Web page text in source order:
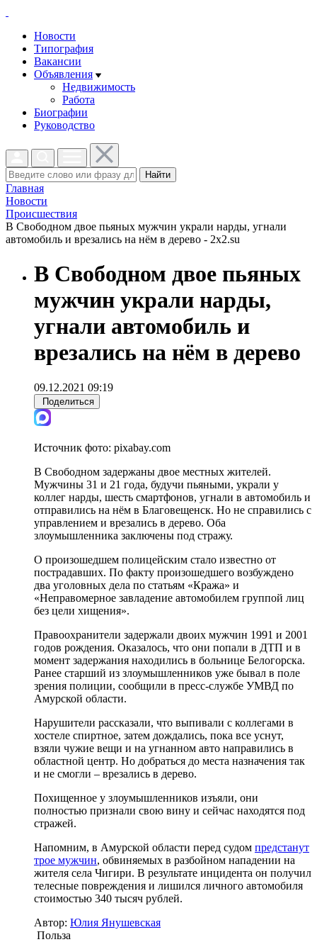
Новости
Типография
Вакансии
Объявления
Недвижимость
Работа
Биографии
Руководство
Найти
Главная
Новости
Проиcшествия
В Свободном двое пьяных мужчин украли нарды, угнали
автомобиль и врезались на нём в дерево - 2x2.su
В Свободном двое пьяных
мужчин украли нарды,
угнали автомобиль и
врезались на нём в дерево
09.12.2021 09:19
Поделиться
Источник фото: pixabay.com
В Свободном задержаны двое местных жителей.
Мужчины 31 и 21 года, будучи пьяными, украли у
коллег нарды, шесть смартфонов, угнали в автомобиль и
отправились на нём в Благовещенск. Но не справились с
управлением и врезались в дерево. Оба
злоумышленника заключены под стражу.
О произошедшем полицейским стало известно от
пострадавших. По факту произошедшего возбуждено
два уголовных дела по статьям «Кража» и
«Неправомерное завладение автомобилем группой лиц
без цели хищения».
Правоохранители задержали двоих мужчин 1991 и 2001
годов рождения. Оказалось, что они попали в ДТП и в
момент задержания находились в больнице Белогорска.
Ранее старший из злоумышленников уже бывал в поле
зрения полиции, сообщили в пресс-службе УМВД по
Амурской области.
Нарушители рассказали, что выпивали с коллегами в
хостеле спиртное, затем дождались, пока все уснут,
взяли чужие вещи и на угнанном авто направились в
областной центр. Но добраться до места назначения так
и не смогли – врезались в дерево.
Похищенное у злоумышленников изъяли, они
полностью признали свою вину и сейчас находятся под
стражей.
Напомним, в Амурской области перед судом предстанут
трое мужчин, обвиняемых в разбойном нападении на
жителя села Чигири. В результате инцидента он получил
телесные повреждения и лишился личного автомобиля
стоимостью 340 тысяч рублей.
Автор: Юлия Янушевская
Польза